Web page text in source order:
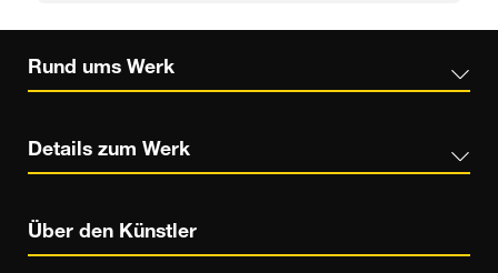
Rund ums Werk
Details zum Werk
Über den Künstler